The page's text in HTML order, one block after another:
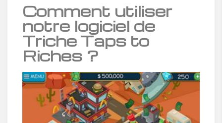
Comment utiliser
notre logiciel de
Triche Taps to
Riches ?